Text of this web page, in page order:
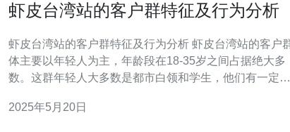
虾皮台湾站的客户群特征及行为分析
虾皮台湾站的客户群特征及行为分析 虾皮台湾站的客户群
体主要以年轻人为主，年龄段在18-35岁之间占据绝大多
数。这群年轻人大多数是都市白领和学生，他们有一定的
群体在虾皮台湾站上购物。 虾皮台湾站的客户在购物时更
2025年5月20日